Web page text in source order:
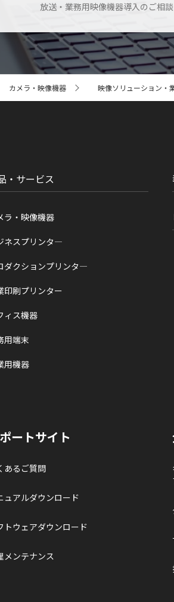
放送・業務用映像機器導入のご相
カメラ・映像機器 映像ソリューション・
・サービス
ラ・映像機器
ネスプリンタ―
ダクションプリンタ―
印刷プリンター
ィス機器
用端末
用機器
ートサイト
あるご質問
ュアルダウンロード
トウェアダウンロード
メンテナンス